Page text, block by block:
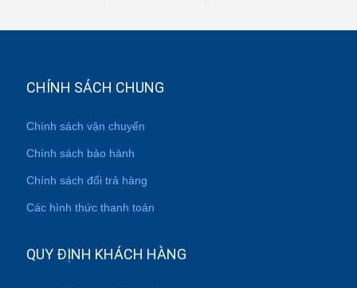
CHÍNH SÁCH CHUNG
Chính sách vận chuyển
Chính sách bảo hành
Chính sách đổi trả hàng
Các hình thức thanh toán
QUY ĐỊNH KHÁCH HÀNG